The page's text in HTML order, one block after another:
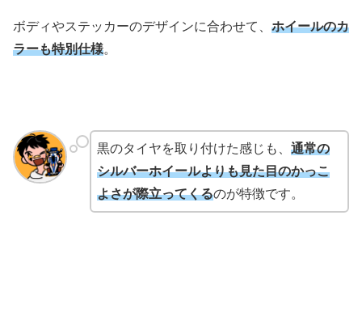
ボディやステッカーのデザインに合わせて、 ホイールのカ
ラーも特別仕様。
黒のタイヤを取り付けた感じも、 通常の
シルバーホイールよりも見た目のかっこ
よさが際立ってくるのが特徴です。